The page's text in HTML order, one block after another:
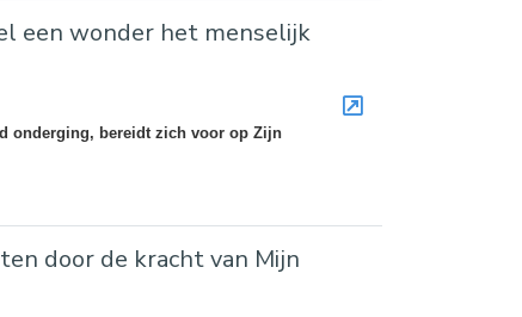
een wonder het menselijk
onderging, bereidt zich voor op Zijn
door de kracht van Mijn